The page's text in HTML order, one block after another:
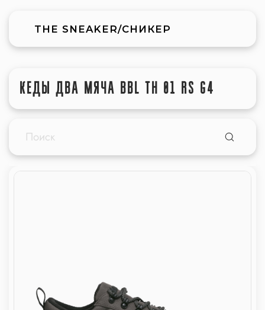
THE SNEAKER/СНИКЕР
КЕДЫ ДВА МЯЧА BBL TH 01 RS G4